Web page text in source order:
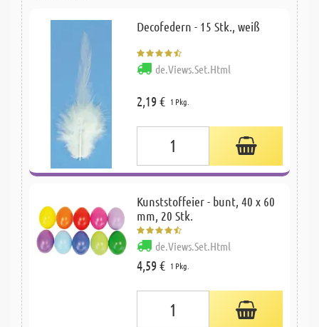
Decofedern - 15 Stk., weiß
de.Views.Set.Html
2,19 € 1 Pkg.
Kunststoffeier - bunt, 40 x 60
mm, 20 Stk.
de.Views.Set.Html
4,59 € 1 Pkg.